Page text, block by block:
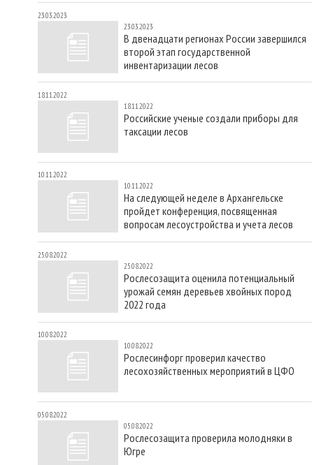
23.03.2023
23.03.2023
В двенадцати регионах России завершился
второй этап государственной
инвентаризации лесов
18.11.2022
18.11.2022
Российские ученые создали приборы для
таксации лесов
10.11.2022
10.11.2022
На следующей неделе в Архангельске
пройдет конференция, посвященная
вопросам лесоустройства и учета лесов
25.08.2022
25.08.2022
Рослесозащита оценила потенциальный
урожай семян деревьев хвойных пород
2022 года
10.08.2022
10.08.2022
Рослесинфорг проверил качество
лесохозяйственных мероприятий в ЦФО
05.08.2022
05.08.2022
Рослесозащита проверила молодняки в
Югре